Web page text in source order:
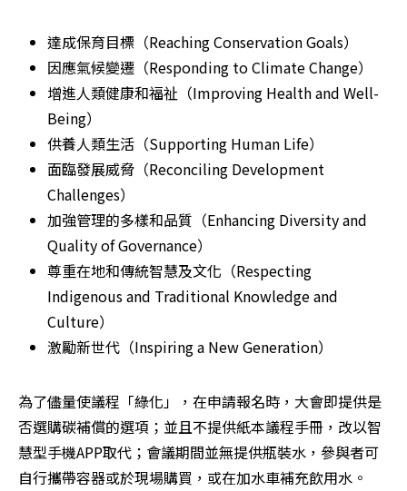
達成保育目標（Reaching Conservation Goals）
因應氣候變遷（Responding to Climate Change）
增進人類健康和福祉（Improving Health and Well-
Being）
供養人類生活（Supporting Human Life）
面臨發展威脅（Reconciling Development
Challenges）
加強管理的多樣和品質（Enhancing Diversity and
Quality of Governance）
尊重在地和傳統智慧及文化（Respecting
Indigenous and Traditional Knowledge and
Culture）
激勵新世代（Inspiring a New Generation）
為了儘量使議程「綠化」，在申請報名時，大會即提供是
否選購碳補償的選項；並且不提供紙本議程手冊，改以智
慧型手機APP取代；會議期間並無提供瓶裝水，參與者可
自行攜帶容器或於現場購買，或在加水車補充飲用水。